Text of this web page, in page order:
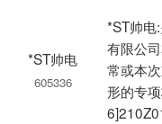
*ST帅电
605336
*ST帅电
有限公
常或本
形的专